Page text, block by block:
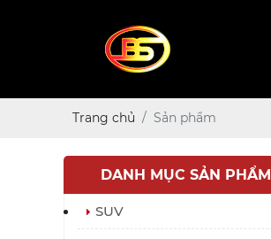
Trang chủ Sản phẩm
DANH MỤC SẢN PHẨM
SUV